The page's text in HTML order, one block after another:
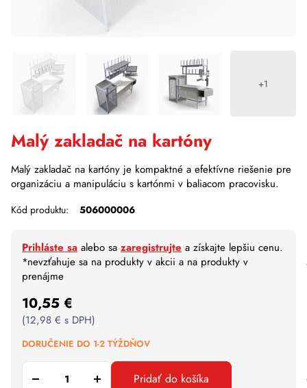
+1
Malý zakladač na kartóny
Malý zakladač na kartóny je kompaktné a efektívne riešenie pre
organizáciu a manipuláciu s kartónmi v baliacom pracovisku.
Kód produktu: 506000006
Prihláste sa alebo sa zaregistrujte a získajte lepšiu cenu.
*nevzťahuje sa na produkty v akcii a na produkty v
prenájme
10,55 €
(12,98 € s DPH)
DORUČENIE DO 1-2 TÝŽDŇOV
Pridať do košíka